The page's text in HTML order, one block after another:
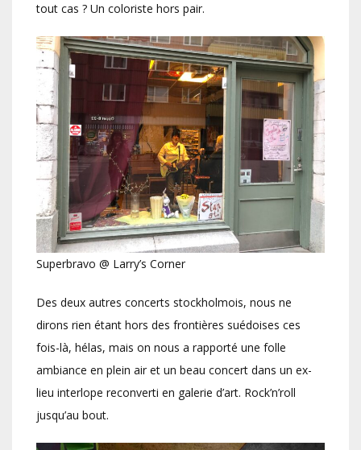
tout cas ? Un coloriste hors pair.
Superbravo @ Larry’s Corner
Des deux autres concerts stockholmois, nous ne
dirons rien étant hors des frontières suédoises ces
fois-là, hélas, mais on nous a rapporté une folle
ambiance en plein air et un beau concert dans un ex-
lieu interlope reconverti en galerie d’art. Rock’n’roll
jusqu’au bout.